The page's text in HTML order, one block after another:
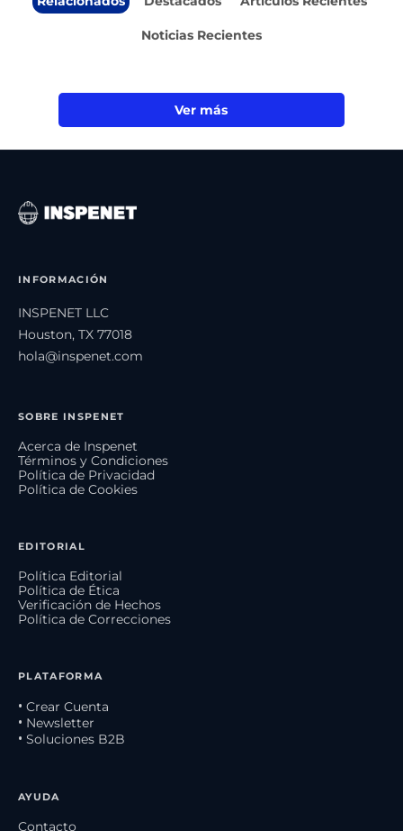
Noticias Recientes
Ver más
INFORMACIÓN
INSPENET LLC
Houston, TX 77018
hola@inspenet.com
SOBRE INSPENET
Acerca de Inspenet
Términos y Condiciones
Política de Privacidad
Política de Cookies
EDITORIAL
Política Editorial
Política de Ética
Verificación de Hechos
Política de Correcciones
PLATAFORMA
• Crear Cuenta
• Newsletter
• Soluciones B2B
AYUDA
Contacto